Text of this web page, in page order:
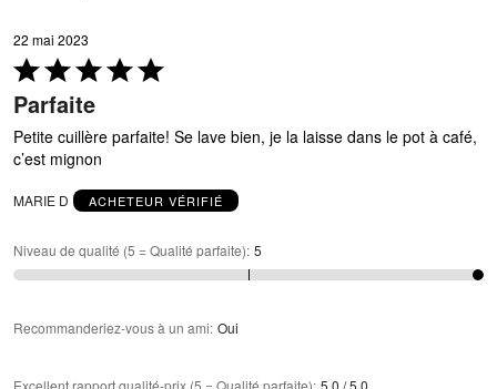
22 mai 2023
Coté
5 sur
5
Parfaite
Petite cuillère parfaite! Se lave bien, je la laisse dans le pot à café,
c’est mignon
MARIE D ACHETEUR VÉRIFIÉ
Niveau de qualité (5 = Qualité parfaite): 5
Recommanderiez-vous à un ami: Oui
Excellent rapport qualité-prix (5 = Qualité parfaite): 5,0 / 5,0